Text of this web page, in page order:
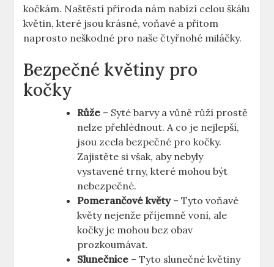
kočkám. Naštěstí příroda nám nabízí celou škálu
květin, které jsou krásné, voňavé a přitom
naprosto neškodné pro naše čtyřnohé miláčky.
Bezpečné květiny pro
kočky
Růže – Syté barvy a vůně růží prostě
nelze přehlédnout. A co je nejlepší,
jsou zcela bezpečné pro kočky.
Zajistěte si však, aby nebyly
vystavené trny, které mohou být
nebezpečné.
Pomerančové květy– Tyto voňavé
květy nejenže příjemně voní, ale
kočky je mohou bez obav
prozkoumávat.
Slunečnice – Tyto slunečné květiny